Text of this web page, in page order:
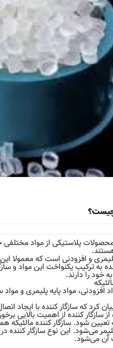
چیست؟
پلاستیکی از مواد
و افزودنی است که معمولا
به ترکیب یکنواخت این مواد و
خود را دارند.
افزودنی، مواد پایه پلیمری و
کرد که سازگار کننده با
سازگار کننده از اهمیت بالایی
شود. سازگار کننده مالئیکه
می‌شود. این نوع سازگار
آن می‌شود.